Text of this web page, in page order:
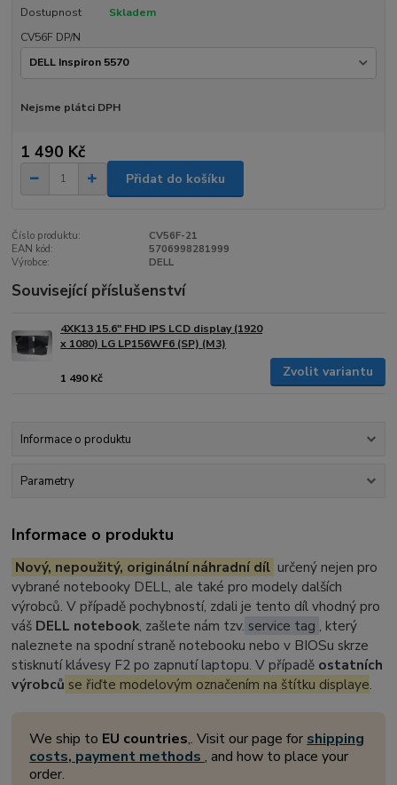
Dostupnost
Skladem
CV56F DP/N
Nejsme plátci DPH
1 490 Kč
Přidat do košíku
Číslo produktu:
CV56F-21
EAN kód:
5706998281999
Výrobce:
DELL
Související příslušenství
4XK13 15.6" FHD IPS LCD display (1920
x 1080) LG LP156WF6 (SP) (M3)
1 490 Kč Zvolit variantu
Informace o produktu
Parametry
Informace o produktu
Nový, nepoužitý, originální náhradní díl určený nejen pro
vybrané notebooky DELL, ale také pro modely dalších
výrobců. V případě pochybností, zdali je tento díl vhodný pro
váš DELL notebook, zašlete nám tzv. service tag , který
naleznete na spodní straně notebooku nebo v BIOSu skrze
stisknutí klávesy F2 po zapnutí laptopu. V případě ostatních
výrobců se řiďte modelovým označením na štítku displaye.
We ship to EU countries,. Visit our page for shipping
costs, payment methods, and how to place your
order.